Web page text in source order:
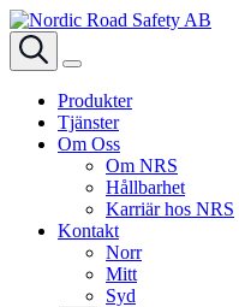
Produkter
Tjänster
Om Oss
Om NRS
Hållbarhet
Karriär hos NRS
Kontakt
Norr
Mitt
Syd